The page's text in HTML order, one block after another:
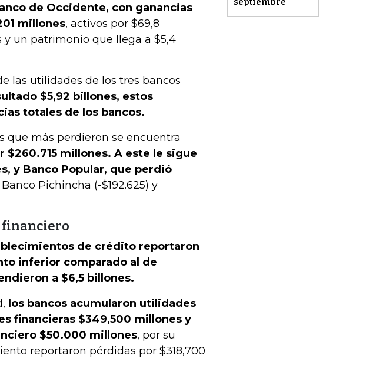
de Occidente, con ganancias
millones, activos por $69,8
y un patrimonio que llega a $5,4
las utilidades de los tres bancos
$5,92 billones, estos
totales de los bancos.
que más perdieron se encuentra
$260.715 millones. A este le sigue
y Banco Popular, que perdió
Pichincha (-$192.625) y
financiero
de crédito reportaron
inferior comparado al de
a $6,5 billones.
los bancos acumularon utilidades
financieras $349,500 millones y
$50.000 millones, por su
reportaron pérdidas por $318,700